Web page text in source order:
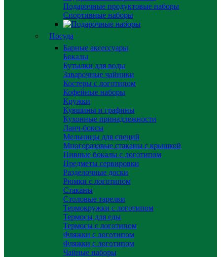
Подарочные продуктовые наборы
Спортивные наборы
Посуда
Барные аксессуары
Бокалы
Бутылки для воды
Заварочные чайники
Костеры с логотипом
Кофейные наборы
Кружки
Кувшины и графины
Кухонные принадлежности
Ланч-боксы
Мельницы для специй
Многоразовые стаканы с крышкой
Пивные бокалы с логотипом
Предметы сервировки
Разделочные доски
Рюмки с логотипом
Стаканы
Столовые тарелки
Термокружки с логотипом
Термосы для еды
Термосы с логотипом
Фляжки с логотипом
Фляжки с логотипом
Чайные наборы